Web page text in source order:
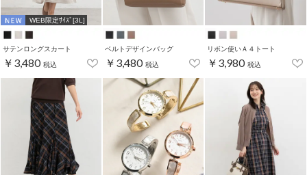
WEB限定ｻｲｽﾞ[3L]
サテンロングスカート
￥3,480 税込
ベルトデザインバッグ
￥3,480 税込
リボン使いＡ４トート
￥3,980 税込